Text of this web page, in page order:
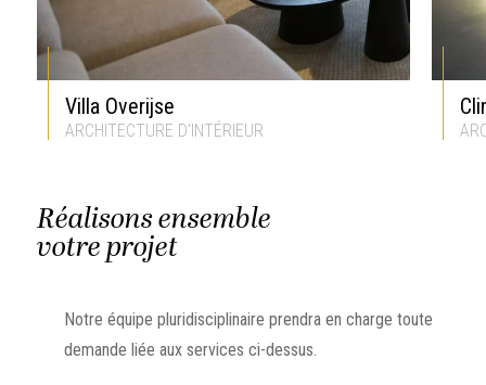
Villa Overijse
ARCHITECTURE D'INTÉRIEUR
Réalisons ensemble
votre projet
Notre équipe pluridisciplinaire prendra en charge toute
demande liée aux services ci-dessus.